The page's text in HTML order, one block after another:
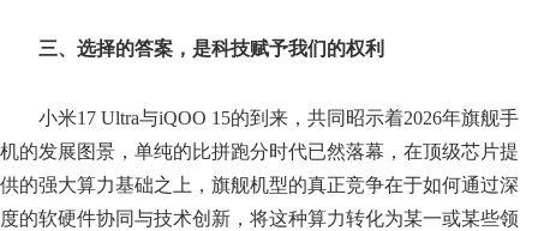
三、选择的答案，是科技赋予我们的权利
小米17 Ultra与iQOO 15的到来，共同昭示着2026年旗舰手
机的发展图景，单纯的比拼跑分时代已然落幕，在顶级芯片提
供的强大算力基础之上，旗舰机型的真正竞争在于如何通过深
度的软硬件协同与技术创新，将这种算力转化为某一或某些领